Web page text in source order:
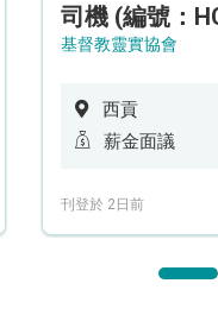
司機 (編號：
基督教靈實協會
西貢
薪金面議
刊登於 2日前